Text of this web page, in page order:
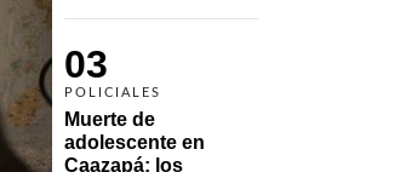
03
POLICIALES
Muerte de
adolescente en
Caazapá: los